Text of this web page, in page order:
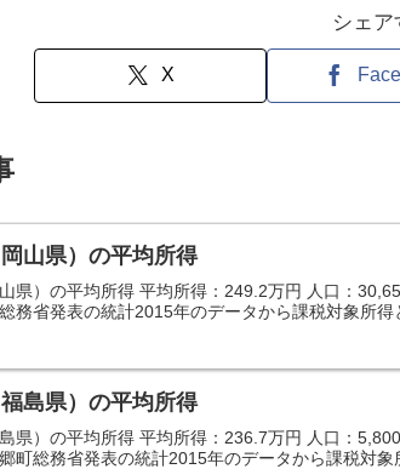
シェア
X
山県）の平均所得
県）の平均所得 平均所得：249.2万円 人口：
務省発表の統計2015年のデータから課税対象所
島県）の平均所得
県）の平均所得 平均所得：236.7万円 人口：
町総務省発表の統計2015年のデータから課税対